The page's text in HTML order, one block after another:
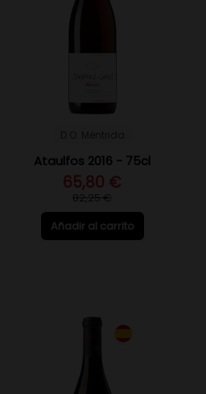
Ataulfos 2016 - 75cl
65,80 €
82,25 €
Añadir al carrito